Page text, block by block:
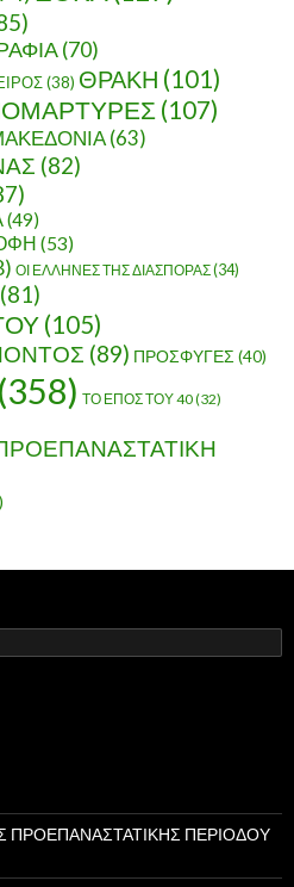
(70)
(38) ΘΡΑΚΗ (101)
(107)
(63)
(82)
(49)
(53)
ΟΙ ΕΛΛΗΝΕΣ ΤΗΣ ΔΙΑΣΠΟΡΑΣ(34)
(81)
(105)
(89) ΠΡΟΣΦΥΓΕΣ (40)
(358) ΤΟ ΕΠΟΣ ΤΟΥ 40(32)
ΠΡΟΕΠΑΝΑΣΤΑΤΙΚΗΣ ΠΕΡΙΟΔΟΥ